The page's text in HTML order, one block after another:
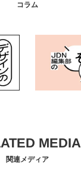
コラム
MEDIA
関連メディア